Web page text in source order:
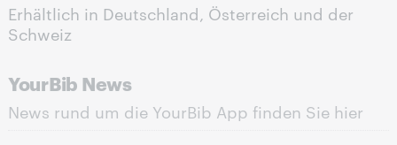
Erhältlich in Deutschland, Österreich und der
Schweiz
YourBib News
News rund um die YourBib App finden Sie hier